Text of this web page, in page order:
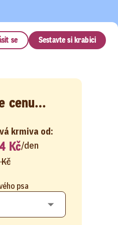
se Sestavte si krabici
cenu…
psa
krmiva od:
Kč/den